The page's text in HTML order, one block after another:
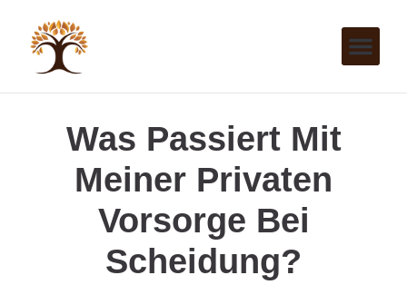
Was Passiert Mit
Meiner Privaten
Vorsorge Bei
Scheidung?